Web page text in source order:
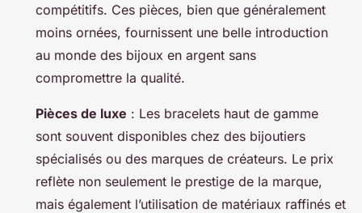
compétitifs. Ces pièces, bien que généralement
moins ornées, fournissent une belle introduction
au monde des bijoux en argent sans
compromettre la qualité.
Pièces de luxe : Les bracelets haut de gamme
sont souvent disponibles chez des bijoutiers
spécialisés ou des marques de créateurs. Le prix
reflète non seulement le prestige de la marque,
mais également l’utilisation de matériaux raffinés et